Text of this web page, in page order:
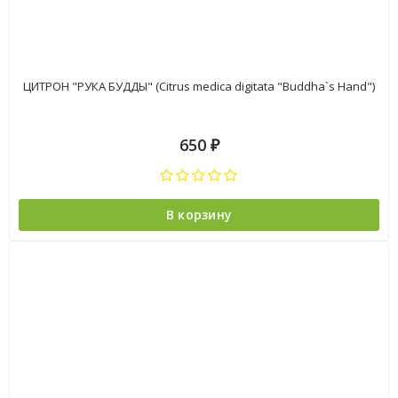
ЦИТРОН "РУКА БУДДЫ" (Citrus medica digitata "Buddha`s Hand")
650 ₽
В корзину